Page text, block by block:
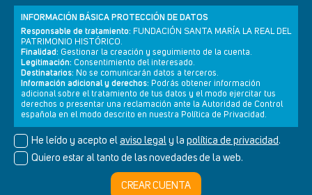
INFORMACIÓN BÁSICA PROTECCIÓN DE DATOS
Responsable de tratamiento: FUNDACIÓN SANTA MARÍA LA REAL DEL
PATRIMONIO HISTÓRICO.
Finalidad: Gestionar la creación y seguimiento de la cuenta.
Legitimación: Consentimiento del interesado.
Destinatarios: No se comunicarán datos a terceros.
Información adicional y derechos: Podrás obtener información
adicional sobre el tratamiento de tus datos y el modo ejercitar tus
derechos o presentar una reclamación ante la Autoridad de Control
española en el modo descrito en nuestra Política de Privacidad.
He leído y acepto el aviso legal y la política de privacidad.
Quiero estar al tanto de las novedades de la web.
CREAR CUENTA
Newsletter Aviso legal Política de privacidad Política de cookies
© Cultura+ 2026. Todos los derechos reservados